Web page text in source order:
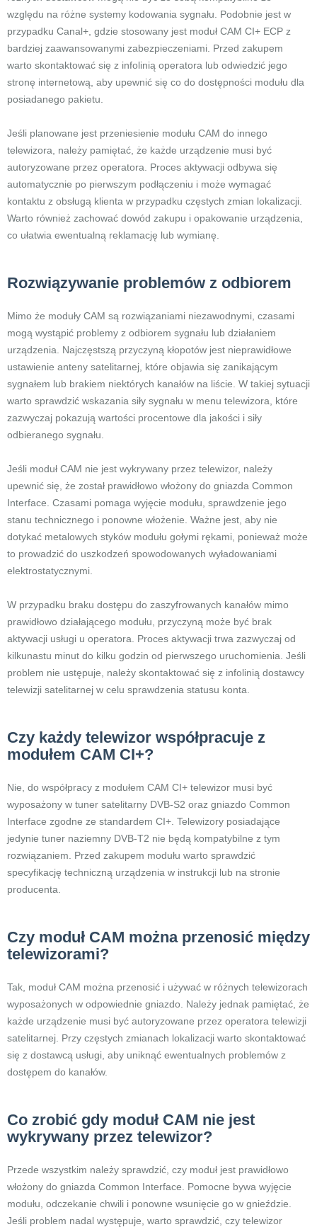
względu na różne systemy kodowania sygnału. Podobnie jest w
przypadku Canal+, gdzie stosowany jest moduł CAM CI+ ECP z
bardziej zaawansowanymi zabezpieczeniami. Przed zakupem
warto skontaktować się z infolinią operatora lub odwiedzić jego
stronę internetową, aby upewnić się co do dostępności modułu dla
posiadanego pakietu.
Jeśli planowane jest przeniesienie modułu CAM do innego
telewizora, należy pamiętać, że każde urządzenie musi być
autoryzowane przez operatora. Proces aktywacji odbywa się
automatycznie po pierwszym podłączeniu i może wymagać
kontaktu z obsługą klienta w przypadku częstych zmian lokalizacji.
Warto również zachować dowód zakupu i opakowanie urządzenia,
co ułatwia ewentualną reklamację lub wymianę.
Rozwiązywanie problemów z odbiorem
Mimo że moduły CAM są rozwiązaniami niezawodnymi, czasami
mogą wystąpić problemy z odbiorem sygnału lub działaniem
urządzenia. Najczęstszą przyczyną kłopotów jest nieprawidłowe
ustawienie anteny satelitarnej, które objawia się zanikającym
sygnałem lub brakiem niektórych kanałów na liście. W takiej sytuacji
warto sprawdzić wskazania siły sygnału w menu telewizora, które
zazwyczaj pokazują wartości procentowe dla jakości i siły
odbieranego sygnału.
Jeśli moduł CAM nie jest wykrywany przez telewizor, należy
upewnić się, że został prawidłowo włożony do gniazda Common
Interface. Czasami pomaga wyjęcie modułu, sprawdzenie jego
stanu technicznego i ponowne włożenie. Ważne jest, aby nie
dotykać metalowych styków modułu gołymi rękami, ponieważ może
to prowadzić do uszkodzeń spowodowanych wyładowaniami
elektrostatycznymi.
W przypadku braku dostępu do zaszyfrowanych kanałów mimo
prawidłowo działającego modułu, przyczyną może być brak
aktywacji usługi u operatora. Proces aktywacji trwa zazwyczaj od
kilkunastu minut do kilku godzin od pierwszego uruchomienia. Jeśli
problem nie ustępuje, należy skontaktować się z infolinią dostawcy
telewizji satelitarnej w celu sprawdzenia statusu konta.
Czy każdy telewizor współpracuje z
modułem CAM CI+?
Nie, do współpracy z modułem CAM CI+ telewizor musi być
wyposażony w tuner satelitarny DVB-S2 oraz gniazdo Common
Interface zgodne ze standardem CI+. Telewizory posiadające
jedynie tuner naziemny DVB-T2 nie będą kompatybilne z tym
rozwiązaniem. Przed zakupem modułu warto sprawdzić
specyfikację techniczną urządzenia w instrukcji lub na stronie
producenta.
Czy moduł CAM można przenosić między
telewizorami?
Tak, moduł CAM można przenosić i używać w różnych telewizorach
wyposażonych w odpowiednie gniazdo. Należy jednak pamiętać, że
każde urządzenie musi być autoryzowane przez operatora telewizji
satelitarnej. Przy częstych zmianach lokalizacji warto skontaktować
się z dostawcą usługi, aby uniknąć ewentualnych problemów z
dostępem do kanałów.
Co zrobić gdy moduł CAM nie jest
wykrywany przez telewizor?
Przede wszystkim należy sprawdzić, czy moduł jest prawidłowo
włożony do gniazda Common Interface. Pomocne bywa wyjęcie
modułu, odczekanie chwili i ponowne wsunięcie go w gnieździe.
Jeśli problem nadal występuje, warto sprawdzić, czy telewizor